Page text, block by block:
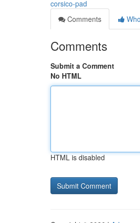
corsico-pad
Comments
Comments
Submit a Comment
No HTML
HTML is disabled